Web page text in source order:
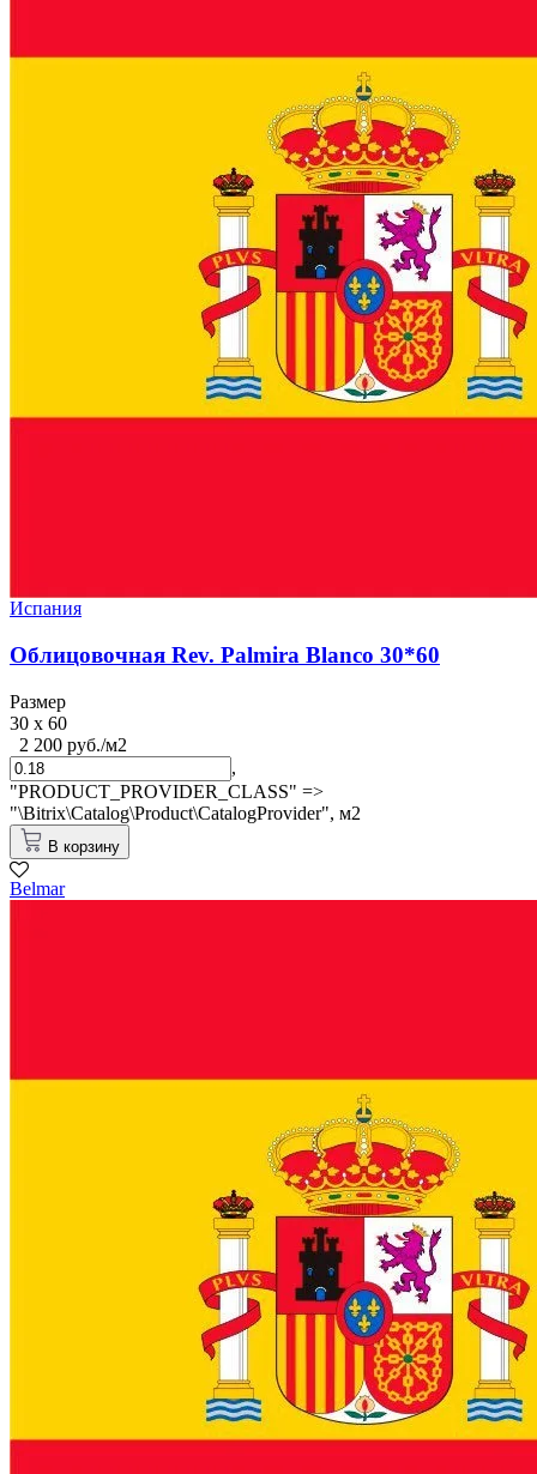
Испания
Облицовочная Rev. Palmira Blanco 30*60
Размер
30 x 60
2 200 руб./м2
,
"PRODUCT_PROVIDER_CLASS" =>
"\Bitrix\Catalog\Product\CatalogProvider", м2
В корзину
Belmar